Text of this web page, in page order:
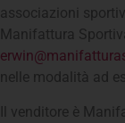
associazioni
Manifattura
nelle modalità ad
Il venditore è